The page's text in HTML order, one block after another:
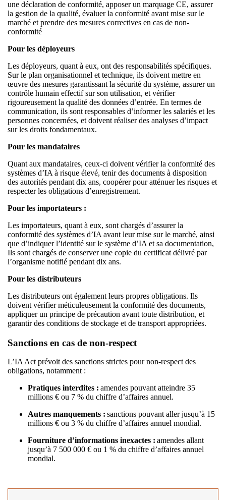
une déclaration de conformité, apposer un marquage CE, assurer
la gestion de la qualité, évaluer la conformité avant mise sur le
marché et prendre des mesures correctives en cas de non-
conformité
Pour les déployeurs
Les déployeurs, quant à eux, ont des responsabilités spécifiques.
Sur le plan organisationnel et technique, ils doivent mettre en
œuvre des mesures garantissant la sécurité du système, assurer un
contrôle humain effectif sur son utilisation, et vérifier
rigoureusement la qualité des données d’entrée. En termes de
communication, ils sont responsables d’informer les salariés et les
personnes concernées, et doivent réaliser des analyses d’impact
sur les droits fondamentaux.
Pour les mandataires
Quant aux mandataires, ceux-ci doivent vérifier la conformité des
systèmes d’IA à risque élevé, tenir des documents à disposition
des autorités pendant dix ans, coopérer pour atténuer les risques et
respecter les obligations d’enregistrement.
Pour les importateurs :
Les importateurs, quant à eux, sont chargés d’assurer la
conformité des systèmes d’IA avant leur mise sur le marché, ainsi
que d’indiquer l’identité sur le système d’IA et sa documentation,
Ils sont chargés de conserver une copie du certificat délivré par
l’organisme notifié pendant dix ans.
Pour les distributeurs
Les distributeurs ont également leurs propres obligations. Ils
doivent vérifier méticuleusement la conformité des documents,
appliquer un principe de précaution avant toute distribution, et
garantir des conditions de stockage et de transport appropriées.
Sanctions en cas de non-respect
L’IA Act prévoit des sanctions strictes pour non-respect des
obligations, notamment :
Pratiques interdites : amendes pouvant atteindre 35
millions € ou 7 % du chiffre d’affaires annuel.
Autres manquements : sanctions pouvant aller jusqu’à 15
millions € ou 3 % du chiffre d’affaires annuel mondial.
Fourniture d’informations inexactes : amendes allant
jusqu’à 7 500 000 € ou 1 % du chiffre d’affaires annuel
mondial.